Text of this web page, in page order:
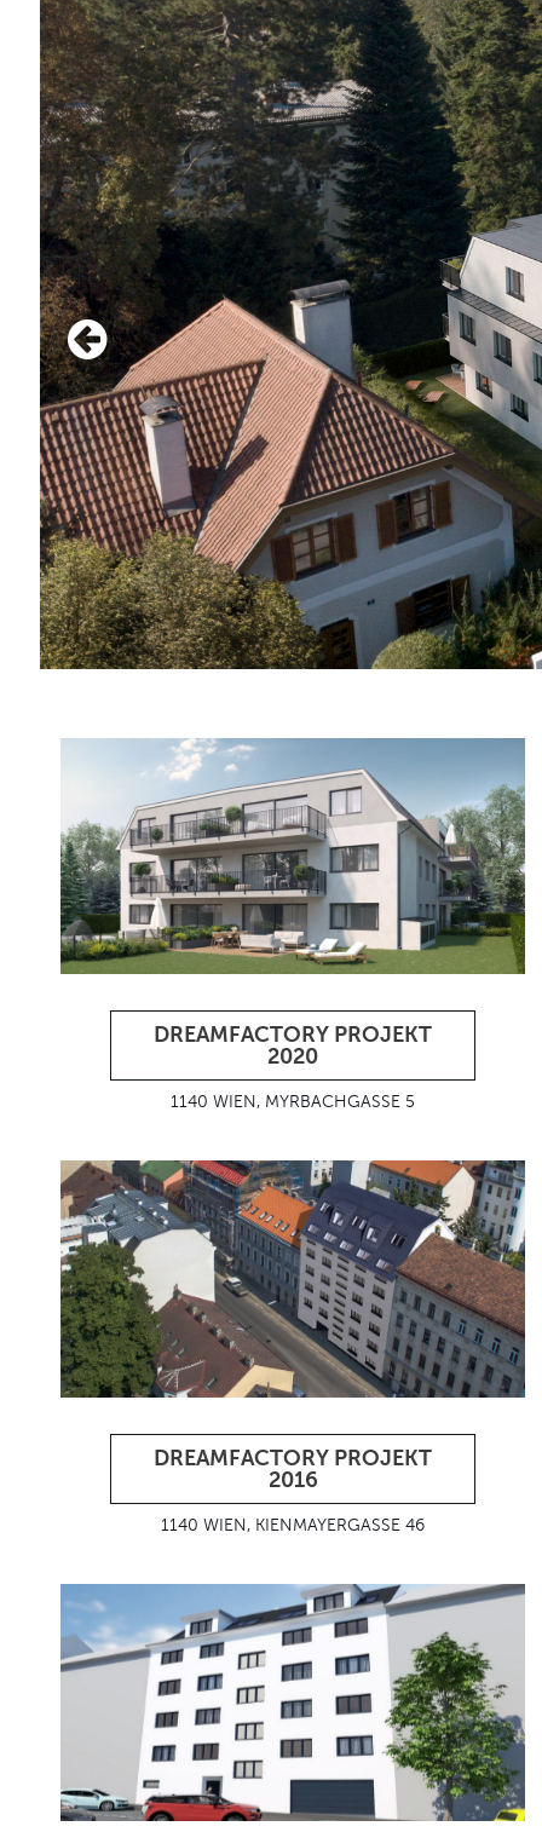
DREAMFACTORY PROJEKT
2020
1140 WIEN, MYRBACHGASSE 5
DREAMFACTORY PROJEKT
2016
1140 WIEN, KIENMAYERGASSE 46